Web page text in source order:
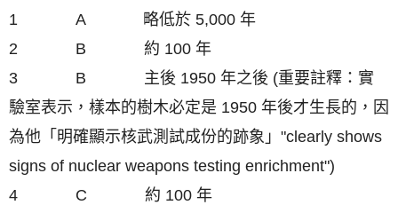
1 A 略低於 5,000 年
2 B 約 100 年
3 B 主後 1950 年之後 (重要註釋：實
驗室表示，樣本的樹木必定是 1950 年後才生長的，因
為他「明確顯示核武測試成份的跡象 」"clearly shows
signs of nuclear weapons testing enrichment")
4 C 約 100 年